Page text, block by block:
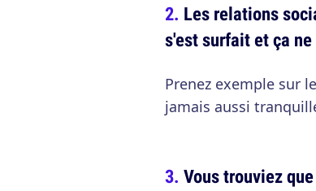
Les relations
s'est surfait et ça
Prenez exemple sur
jamais aussi
Vous trouviez